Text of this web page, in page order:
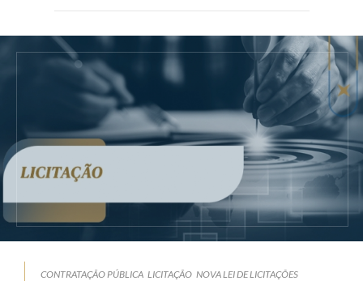
CONTRATAÇÃO PÚBLICA LICITAÇÃO NOVA LEI DE LICITAÇÕES